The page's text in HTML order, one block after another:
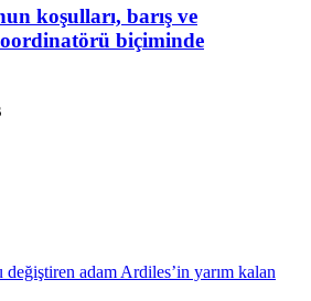
koşulları, barış ve
biçiminde